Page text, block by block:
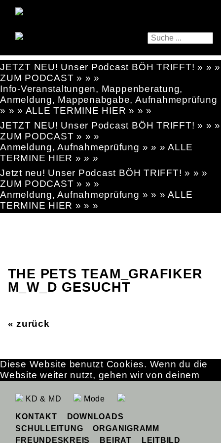
JETZT NEU! Unser Podcast BÖH TRIFFT! » » »
ZUM PODCAST » » »
Info-Veranstaltungen, Mappenberatung,
Anmeldung, Mappenabgabe, Aufnahmeprüfung
» » » ALLE TERMINE HIER » » »
JETZT NEU! Unser Podcast BÖH TRIFFT! » » »
ZUM PODCAST » » »
Anmeldung, Aufnahmeprüfung » » » ALLE
TERMINE HIER » » »
Jetzt neu! Unser Podcast BÖH TRIFFT! » » »
ZUM PODCAST » » »
Anmeldung, Aufnahmeprüfung » » » ALLE
TERMINE HIER » » »
THE PETS TEAM_GRAFIKER
M_W_D GESUCHT
« zurück
KD & MD Mode
KONTAKT
DOWNLOADS
SCHULLEITUNG
ORGANIGRAMM
FREUNDESKREIS
BEIRAT LEITBILD
Diese Website benutzt Cookies. Wenn du die
Website weiter nutzt, gehen wir von deinem